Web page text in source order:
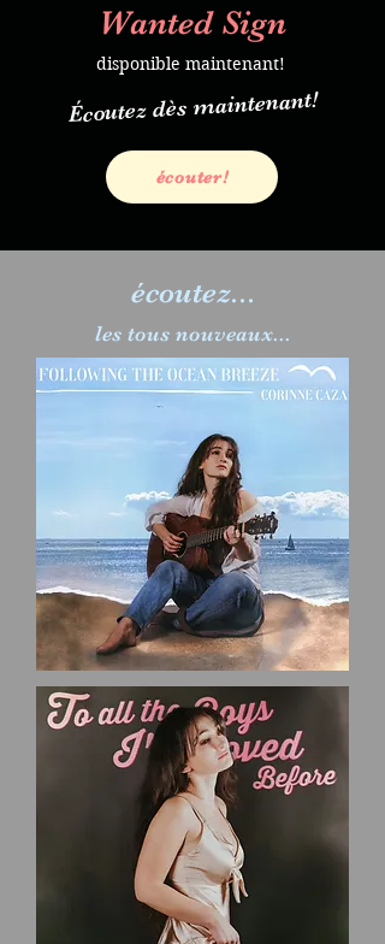
Wanted Sign
disponible maintenant!
Écoutez dès maintenant!
écouter!
écoutez...
les tous nouveaux...